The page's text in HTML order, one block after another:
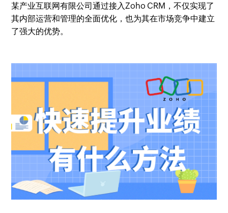
某产业互联网有限公司通过接入Zoho CRM，不仅实现了
其内部运营和管理的全面优化，也为其在市场竞争中建立
了强大的优势。